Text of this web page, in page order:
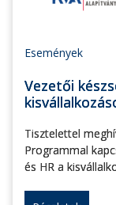
Események
Vezetői
Tisztelettel
Programmal
és HR a